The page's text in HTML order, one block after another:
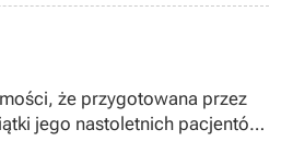
że przygotowana przez
jego nastoletnich pacjentów